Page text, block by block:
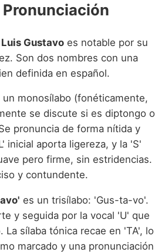
Luis Gustavo es notable por su
Son dos nombres con una
definida en español.
un monosílabo (fonéticamente,
se discute si es diptongo o
pronuncia de forma nítida y
inicial aporta ligereza, y la 'S'
pero firme, sin estridencias.
y contundente.
es un trisílabo: 'Gus-ta-vo'.
y seguida por la vocal 'U' que
La sílaba tónica recae en 'TA', lo
marcado y una pronunciación